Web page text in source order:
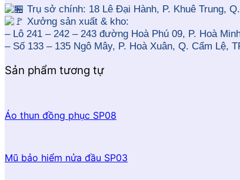
Trụ sở chính: 18 Lê Đại Hành, P. Khuê Trung,
Xưởng sản xuất & kho:
– Lô 241 – 242 – 243 đường Hoà Phú 09, P. Hoà
– Số 133 – 135 Ngô Mây, P. Hoà Xuân, Q. Cẩm Lệ,
Sản phẩm tương tự
Áo thun đồng phục SP08
Mũ bảo hiểm nửa đầu SP03